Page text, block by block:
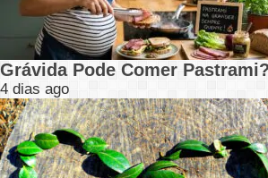
Grávida Pode Comer
4 dias ago